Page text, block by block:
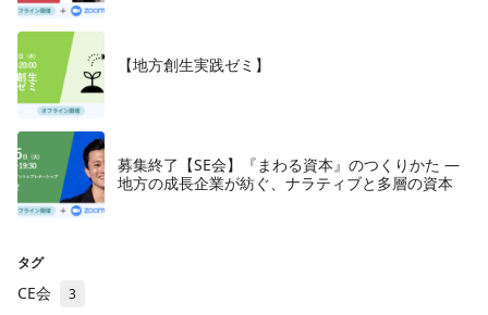
【地方創生実践ゼミ】
募集終了【SE会】『まわる資本』のつくりかた —
地方の成長企業が紡ぐ、ナラティブと多層の資本
タグ
CE会 3